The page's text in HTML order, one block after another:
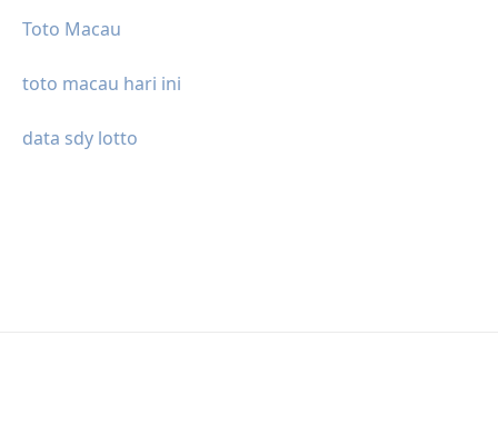
Toto Macau
toto macau hari ini
data sdy lotto